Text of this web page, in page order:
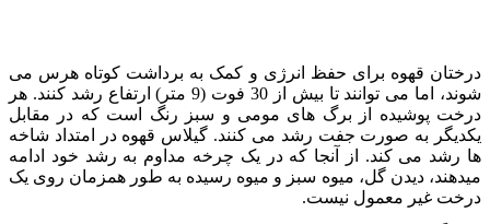
درختان قهوه برای حفظ انرژی و کمک به برداشت کوتاه هرس می
شوند، اما می توانند تا بیش از 30 فوت (9 متر) ارتفاع رشد کنند. هر
درخت پوشیده از برگ های مومی و سبز رنگ است که در مقابل
یکدیگر به صورت جفت رشد می کنند. گیلاس قهوه در امتداد شاخه
ها رشد می کند. از آنجا که در یک چرخه مداوم به رشد خود ادامه
میدهند، دیدن گل، میوه سبز و میوه رسیده به طور همزمان روی یک
درخت غیر معمول نیست.